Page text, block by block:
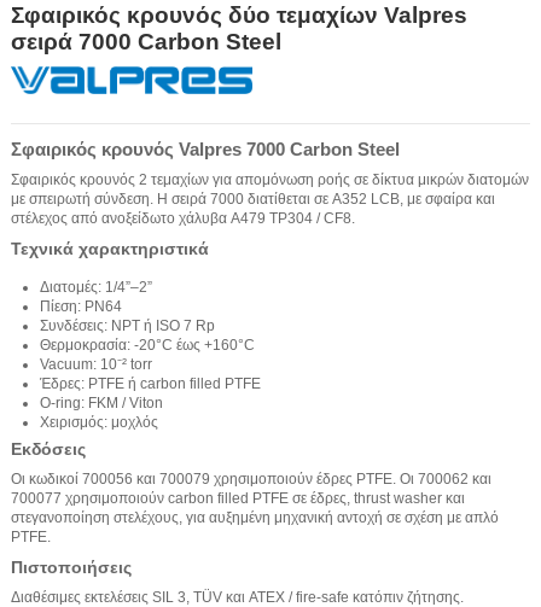
Σφαιρικός κρουνός δύο τεμαχίων Valpres
σειρά 7000 Carbon Steel
Σφαιρικός κρουνός Valpres 7000 Carbon Steel
Σφαιρικός κρουνός 2 τεμαχίων για απομόνωση ροής σε δίκτυα μικρών διατομών
με σπειρωτή σύνδεση. Η σειρά 7000 διατίθεται σε A352 LCB, με σφαίρα και
στέλεχος από ανοξείδωτο χάλυβα A479 TP304 / CF8.
Τεχνικά χαρακτηριστικά
Διατομές: 1/4”–2”
Πίεση: PN64
Συνδέσεις: NPT ή ISO 7 Rp
Θερμοκρασία: -20°C έως +160°C
Vacuum: 10⁻² torr
Έδρες: PTFE ή carbon filled PTFE
O-ring: FKM / Viton
Χειρισμός: μοχλός
Εκδόσεις
Οι κωδικοί 700056 και 700079 χρησιμοποιούν έδρες PTFE. Οι 700062 και
700077 χρησιμοποιούν carbon filled PTFE σε έδρες, thrust washer και
στεγανοποίηση στελέχους, για αυξημένη μηχανική αντοχή σε σχέση με απλό
PTFE.
Πιστοποιήσεις
Διαθέσιμες εκτελέσεις SIL 3, TÜV και ATEX / fire-safe κατόπιν ζήτησης.